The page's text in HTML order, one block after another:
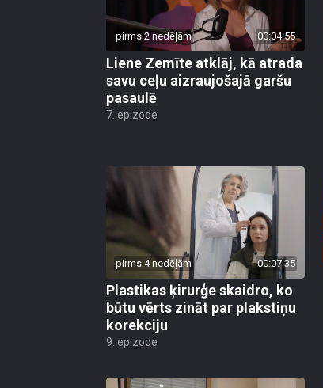
pirms 2 nedēļām 00:04:55
Liene Zemīte atklāj, kā atrada
savu ceļu aizraujošajā garšu
pasaulē
7. epizode
pirms 4 nedēļām 00:07:35
Plastikas ķirurģe skaidro, ko
būtu vērts zināt par plakstiņu
korekciju
9. epizode